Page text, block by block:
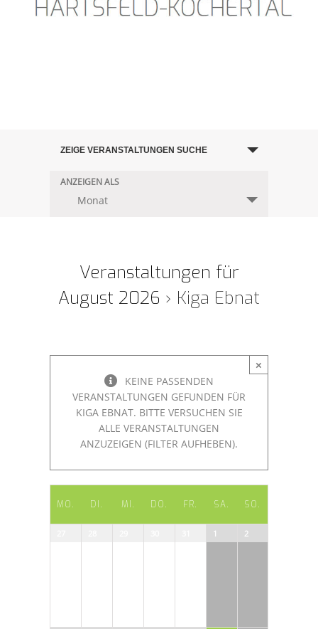
und
Ansichten,
ZEIGE VERANSTALTUNGEN SUCHE
Veranstaltung
Ansichten-
ANZEIGEN ALS
Monat
Veranstaltungen für
August 2026 › Kiga Ebnat
×
KEINE PASSENDEN
VERANSTALTUNGEN GEFUNDEN FÜR
KIGA EBNAT. BITTE VERSUCHEN SIE
ALLE VERANSTALTUNGEN
ANZUZEIGEN (FILTER AUFHEBEN).
MO. DI. MI. DO. FR. SA. SO.
1 2